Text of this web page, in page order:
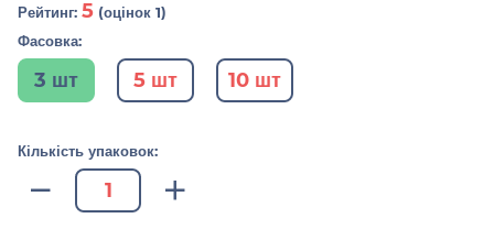
Рейтинг: 5 (оцінок 1)
Фасовка:
3 шт 5 шт 10 шт
Кількість упаковок: